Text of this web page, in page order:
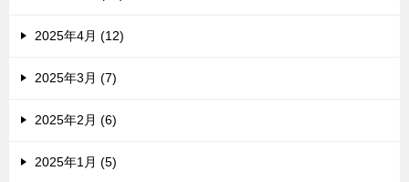
2025年4月 (12)
2025年3月 (7)
2025年2月 (6)
2025年1月 (5)